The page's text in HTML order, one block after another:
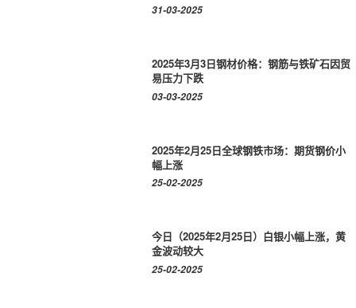
31-03-2025
2025年3月3日钢材价格：钢筋与铁矿石因贸
易压力下跌
03-03-2025
2025年2月25日全球钢铁市场：期货钢价小
幅上涨
25-02-2025
今日（2025年2月25日）白银小幅上涨，黄
金波动较大
25-02-2025